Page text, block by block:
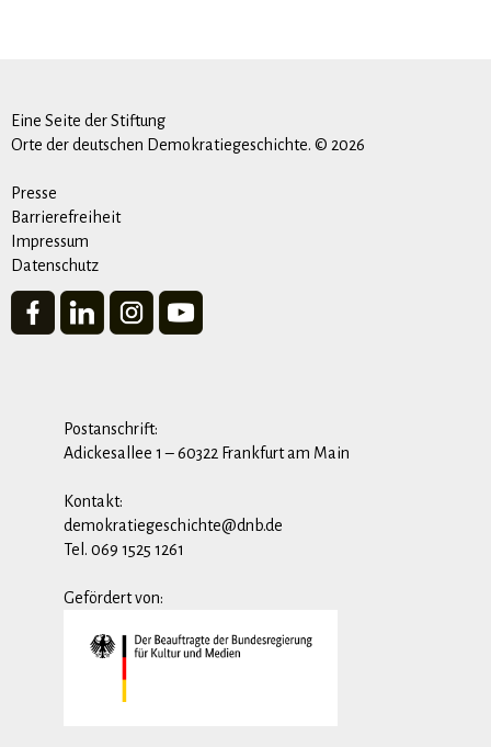
Eine Seite der Stiftung
Orte der deutschen Demokratiegeschichte. © 2026
Presse
Barrierefreiheit
Impressum
Datenschutz
Postanschrift:
Adickesallee 1 – 60322 Frankfurt am Main
Kontakt:
demokratiegeschichte@dnb.de
Tel. 069 1525 1261
Gefördert von: